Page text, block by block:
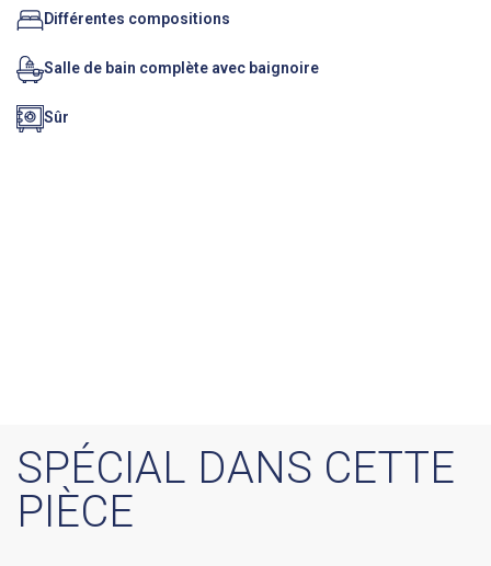
Différentes compositions
Salle de bain complète avec baignoire
Sûr
SPÉCIAL DANS CETTE
PIÈCE